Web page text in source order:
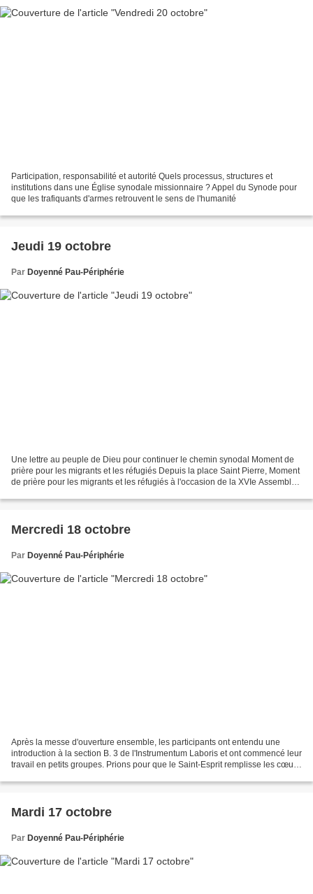
Participation, responsabilité et autorité Quels processus, structures et
institutions dans une Église synodale missionnaire ? Appel du Synode pour
que les trafiquants d'armes retrouvent le sens de l'humanité
Jeudi 19 octobre
Par Doyenné Pau-Périphérie
Une lettre au peuple de Dieu pour continuer le chemin synodal Moment de
prière pour les migrants et les réfugiés Depuis la place Saint Pierre, Moment
de prière pour les migrants et les réfugiés à l'occasion de la XVIe Assemblée
Mercredi 18 octobre
Par Doyenné Pau-Périphérie
Après la messe d'ouverture ensemble, les participants ont entendu une
introduction à la section B. 3 de l'Instrumentum Laboris et ont commencé leur
travail en petits groupes. Prions pour que le Saint-Esprit remplisse les cœurs
Mardi 17 octobre
Par Doyenné Pau-Périphérie